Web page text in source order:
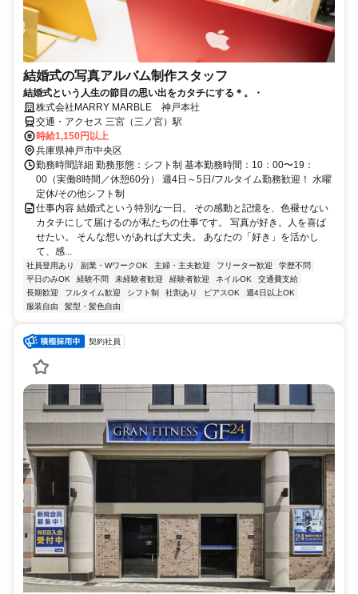
結婚式の写真アルバム制作スタッフ
結婚式という人生の節目の思い出をカタチにする＊。・
株式会社MARRY MARBLE 神戸本社
交通・アクセス 三宮（三ノ宮）駅
時給1,150円以上
兵庫県神戸市中央区
勤務時間詳細 勤務形態：シフト制 基本勤務時間：10：00〜19：
00（実働8時間／休憩60分） 週4日～5日/フルタイム勤務歓迎！ 水曜
定休/その他シフト制
仕事内容 結婚式という特別な一日。 その感動と記憶を、色褪せない
カタチにして届けるのが私たちの仕事です。 写真が好き。人を喜ば
せたい。 そんな想いがあれば大丈夫。 あなたの「好き」を活かし
て、感...
社員登用あり 副業・WワークOK 主婦・主夫歓迎 フリーター歓迎
学歴不問
平日のみOK
経験不問 未経験者歓迎 経験者歓迎 ネイルOK
交通費支給
長期歓迎
フルタイム歓迎 シフト制 社割あり ピアスOK
週4日以上OK
服装自由
髪型・髪色自由
契約社員